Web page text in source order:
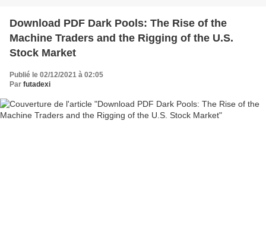
Download PDF Dark Pools: The Rise of the
Machine Traders and the Rigging of the U.S.
Stock Market
Publié le 02/12/2021 à 02:05
Par futadexi